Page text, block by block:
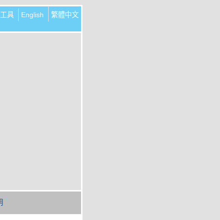
工具 English 繁體中文